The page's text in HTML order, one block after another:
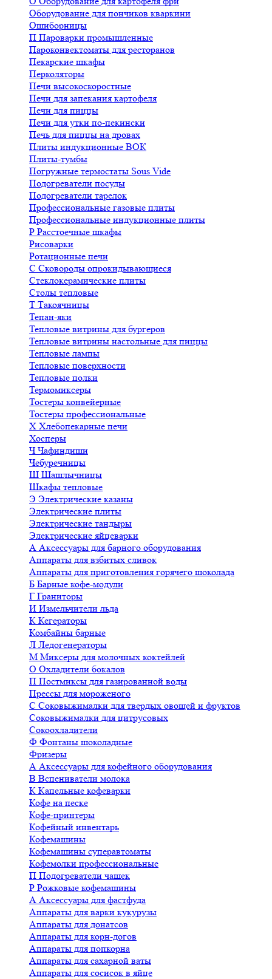
Оборудование для пончиков кваркини
Ошиборницы
П Пароварки промышленные
Пароконвектоматы для ресторанов
Пекарские шкафы
Перколяторы
Печи высокоскоростные
Печи для запекания картофеля
Печи для пиццы
Печи для утки по-пекински
Печь для пиццы на дровах
Плиты индукционные ВОК
Плиты-тумбы
Погружные термостаты Sous Vide
Подогреватели посуды
Подогреватели тарелок
Профессиональные газовые плиты
Профессиональные индукционные плиты
Р Расстоечные шкафы
Рисоварки
Ротационные печи
С Сковороды опрокидывающиеся
Стеклокерамические плиты
Столы тепловые
Т Такоячницы
Тепан-яки
Тепловые витрины для бургеров
Тепловые витрины настольные для пиццы
Тепловые лампы
Тепловые поверхности
Тепловые полки
Термомиксеры
Тостеры конвейерные
Тостеры профессиональные
Х Хлебопекарные печи
Хосперы
ЧЧафиндиши
Чебуречницы
Ш Шашлычницы
Шкафы тепловые
Э Электрические казаны
Электрические плиты
Электрические тандыры
Электрические яйцеварки
А Аксессуары для барного оборудования
Аппараты для взбитых сливок
Аппараты для приготовления горячего шоколада
Б Барные кофе-модули
Г Граниторы
И Измельчители льда
К Кегераторы
Комбайны барные
Л Ледогенераторы
М Миксеры для молочных коктейлей
О Охладители бокалов
П Постмиксы для газированной воды
Прессы для мороженого
С Соковыжималки для твердых овощей и фруктов
Соковыжималки для цитрусовых
Сокоохладители
Ф Фонтаны шоколадные
Фризеры
А Аксессуары для кофейного оборудования
В Вспениватели молока
К Капельные кофеварки
Кофе на песке
Кофе-принтеры
Кофейный инвентарь
Кофемашины
Кофемашины суперавтоматы
Кофемолки профессиональные
П Подогреватели чашек
Р Рожковые кофемашины
А Аксессуары для фастфуда
Аппараты для варки кукурузы
Аппараты для донатсов
Аппараты для корн-догов
Аппараты для попкорна
Аппараты для сахарной ваты
Аппараты для сосисок в яйце